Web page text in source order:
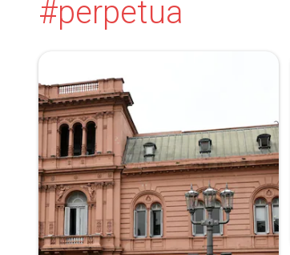
#perpetua